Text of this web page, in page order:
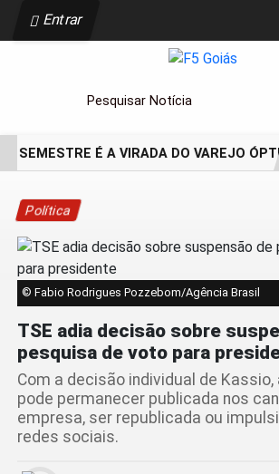
Entrar
Pesquisar Notícia
SEMESTRE É A VIRADA DO VAREJO
Política
© Fabio Rodrigues Pozzebom/Agência Brasil
TSE adia decisão sobre
pesquisa de voto para
Com a decisão individual de
pode permanecer publicada nos
empresa, ser republicada ou
redes sociais.